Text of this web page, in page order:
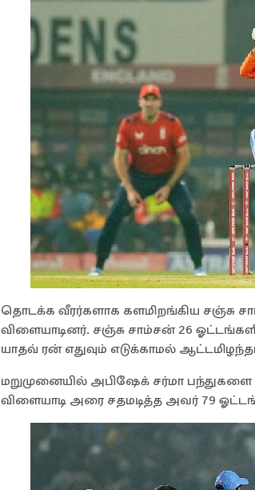
தொடக்க வீரர்களாக களமிறங்கிய சஞ்சு
விளையாடினர். சஞ்சு சாம்சன் 26
யாதவ் ரன் எதுவும் எடுக்காமல்
மறுமுனையில் அபிஷேக் சர்மா பந்துகளை
விளையாடி அரை சதமடித்த அவர் 79